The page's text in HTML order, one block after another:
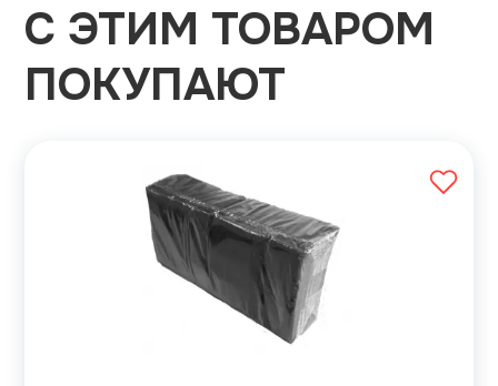
С ЭТИМ ТОВАРОМ
ПОКУПАЮТ